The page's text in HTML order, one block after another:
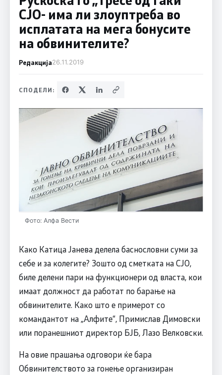
СЈО- има ли злоуптреба во
исплатата на мега бонусите
на обвинителите?
Редакција26.11.2019
СПОДЕЛИ:
Фото: Алфа Вести
Како Катица Јанева делела баснословни суми за
себе и за колегите? Зошто од сметката на СЈО,
биле делени пари на функционери од власта, кои
имаат должност да работат по барање на
обвинителите. Како што е примерот со
командантот на „Алфите“, Примислав Димовски
или поранешниот директор БЈБ, Лазо Велковски.
На овие прашања одговори ќе бара
Обвинителството за гонење организиран